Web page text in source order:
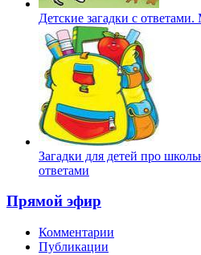
Детские загадки с
Загадки для детей про
ответами
Прямой эфир
Комментарии
Публикации